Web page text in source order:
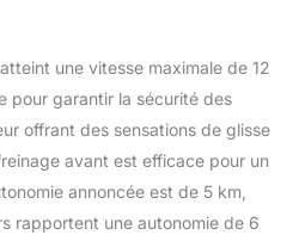
une vitesse maximale de 12
pour garantir la sécurité des
offrant des sensations de glisse
avant est efficace pour un
annoncée est de 5 km,
rapportent une autonomie de 6